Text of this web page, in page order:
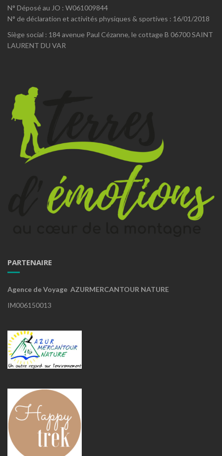
N° Déposé au JO : W061009844
N° de déclaration et activités physiques & sportives : 16/01/2018
Siège social : 184 avenue Paul Cézanne, le cottage B 06700 SAINT
LAURENT DU VAR
PARTENAIRE
Agence de Voyage AZURMERCANTOUR NATURE
IM006150013